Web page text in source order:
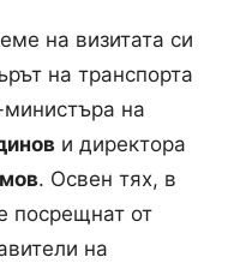
на визитата си
на транспорта
на
и директора
. Освен тях, в
посрещнат от
на